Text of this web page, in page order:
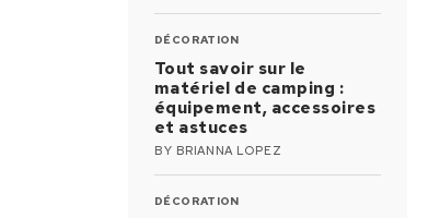
DÉCORATION
Tout savoir sur le
matériel de camping :
équipement, accessoires
et astuces
BY BRIANNA LOPEZ
DÉCORATION